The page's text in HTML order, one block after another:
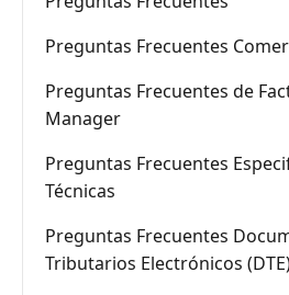
Preguntas Frecuentes
Preguntas Frecuentes de
Manager
Preguntas Frecuentes
Técnicas
Preguntas Frecuentes
Tributarios Electrónicos